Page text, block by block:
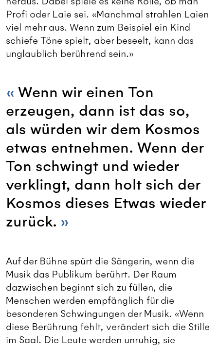
Profi oder Laie sei. «Manchmal strahlen Laien
viel mehr aus. Wenn zum Beispiel ein Kind
schiefe Töne spielt, aber beseelt, kann das
unglaublich berührend sein.»
Wenn wir einen Ton
erzeugen, dann ist das so,
als würden wir dem Kosmos
etwas entnehmen. Wenn der
Ton schwingt und wieder
verklingt, dann holt sich der
Kosmos dieses Etwas wieder
zurück.
Auf der Bühne spürt die Sängerin, wenn die
Musik das Publikum berührt. Der Raum
dazwischen beginnt sich zu füllen, die
Menschen werden empfänglich für die
besonderen Schwingungen der Musik. «Wenn
diese Berührung fehlt, verändert sich die Stille
im Saal. Die Leute werden unruhig, sie